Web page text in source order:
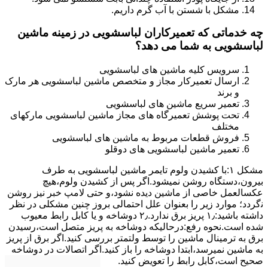
مشکل با شستن با آب گرم داریم.
چه خدماتی که تعمیرکاران لباسشویی در زمینه ماشین
لباسشویی به شما می دهد؟
سرویس کلیه ماشین های لباسشویی
ارسال تعمیرکار مجاز و متخصص ماشین لباسشویی هر مارک
و برند
تعمیر سریع ماشین های لباسشویی
تحت پوشش تعمیرگاه های مجاز ماشین لباسشویی مارکهای
مختلف
فروش قطعات مربوط به ماشین های لباسشویی
تعمیر ماشین لباسشویی های دوقلو
مشکل ۱:ﺑﺎ ﮐﺸﯿﺪن وﻟﻮم ﺗﺎﯾﻤﺮ ماشین لباسشویی به طرف
ﺑﯿﺮون،دستگاه روﺷﻦ نمیشود.اﮔﺮ ﭘﺲ از ﮐﺸﯿﺪن وﻟﻮم،ﻫﯿﭻ
عکسالعمل ﺧﺎﺻﯽ از ﻣﺎﺷﯿﻦ دﯾﺪه نشود،و حتی ﻻﻣﭗ ﺧﺒﺮ ﻧﯿﺰ روﺷﻦ
ﻧگردد؛ موارد زیر را بعنوان ﻋﻠﻞ احتمالی بروز چنین مشکلی در نظر
داشته باشید:۱٫ ﭘﺮﯾﺰ ﺑﺮق ﻧﺪارد.۲٫ دوﺷﺎﺧﻪ و ﯾﺎ ﮐﺎﺑﻞ راﺑﻂ ﻣﻌﯿﻮب
ﺷﺪه است.نحوه رفع:درحالیکه دوﺷﺎﺧﻪ ﺑﻪ ﭘﺮﯾﺰ ﻣﺘﺼﻞ اﺳﺖ،رﺳﯿﺪن
ﺑﺮق ﺑﻪ ﺗﺮﻣﯿﻨﺎل ﻣﺎﺷﯿﻦ را ﺗﻮﺳﻂ ولتمتر بررسی ﮐﻨﯿﺪ.اﮔﺮ ﺑﺮق از ﭘﺮﯾﺰ
ﺑﻪ ﻣﺎﺷﯿﻦ نمیرسد،اﺑﺘﺪا دوشاخه را باز کنید.اﮔﺮ اﺗﺼﺎﻻت در دوشاخه
ﺻﺤﯿﺢ اﺳﺖ،ﮐﺎﺑﻞ راﺑﻂ را ﺗﻌﻮﯾﺾ کنید.